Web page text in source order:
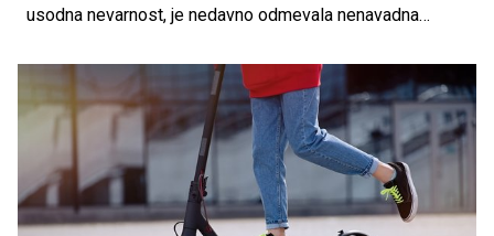
usodna nevarnost, je nedavno odmevala nenavadna
Kumar je na zelo nenavaden način preživel skoraj usodno
srečanje s kobro, tako da ji je odgriznil glavo.